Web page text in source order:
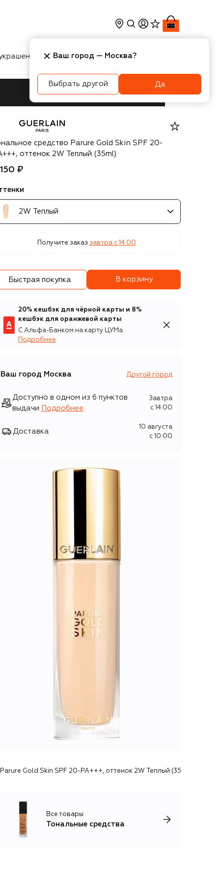
Косметика Интерьер
средство Parure Gold Skin SPF 20-
оттенок 2W Теплый (35ml)
₽
2W Теплый
Получите заказ завтра c 14:00
Быстрая покупка В корзину
20% кешбэк для чёрной карты и 8%
кешбэк для оранжевой карты
С Альфа-Банком на карту ЦУМа
Подробнее
Ваш город Москва Другой город
Доступно в одном из 6 пунктов
выдачи
Подробнее
Завтра
c 14:00
Доставка
10 августа
c 10:00
Gold Skin SPF 20-PA+++, оттенок 2W Теплый (35ml) Guerlain
Все товары
Тональные средства
Ваш город — Москва?
Выбрать другой Да